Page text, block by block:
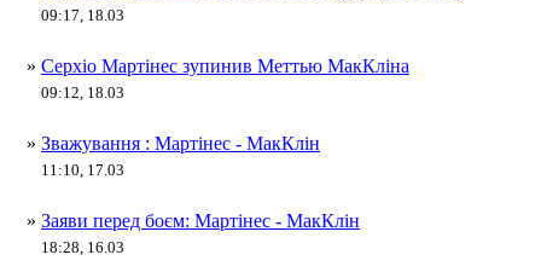
09:17, 18.03
» Серхіо Мартінес зупинив Меттью МакКліна
09:12, 18.03
» Зважування : Мартінес - МакКлін
11:10, 17.03
» Заяви перед боєм: Мартінес - МакКлін
18:28, 16.03